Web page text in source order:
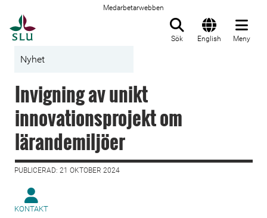
Medarbetarwebben
Sök English Meny
Nyhet
Invigning av unikt
innovationsprojekt om
lärandemiljöer
PUBLICERAD: 21 OKTOBER 2024
KONTAKT